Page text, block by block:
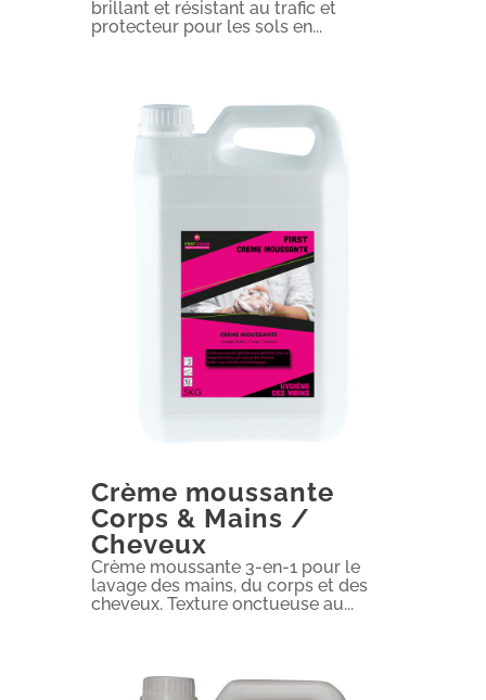
brillant et résistant au trafic et
protecteur pour les sols en...
Crème moussante
Corps & Mains /
Cheveux
Crème moussante 3-en-1 pour le
lavage des mains, du corps et des
cheveux. Texture onctueuse au...